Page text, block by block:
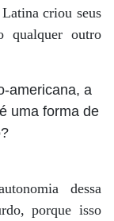
criou seus
qualquer outro
americana, a
uma forma de
dessa
porque isso